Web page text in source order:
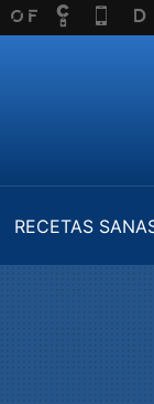
RECETAS